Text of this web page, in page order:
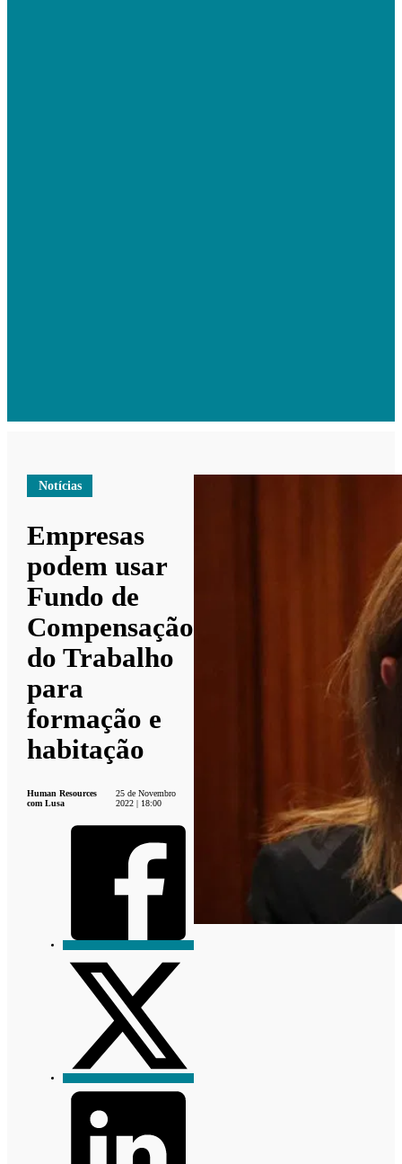
Notícias
Empresas
podem usar
Fundo de
Compensação
do Trabalho
para
formação e
habitação
Human Resources
com Lusa
25 de Novembro
2022 | 18:00